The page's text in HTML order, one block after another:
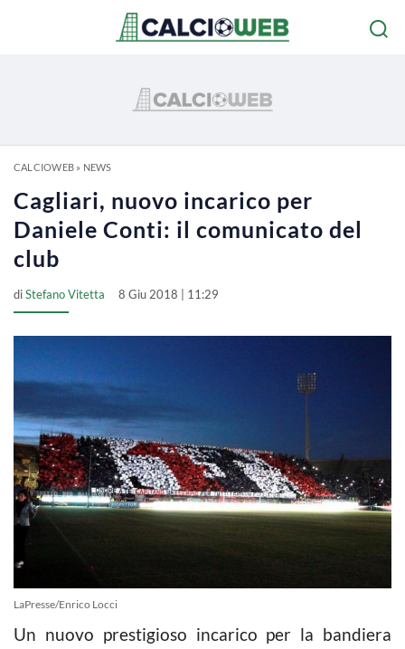
CALCIOWEB» NEWS
Cagliari, nuovo incarico per
Daniele Conti: il comunicato del
club
diStefano Vitetta 8 Giu 2018 | 11:29
LaPresse/Enrico Locci
Un nuovo prestigioso incarico per la bandiera